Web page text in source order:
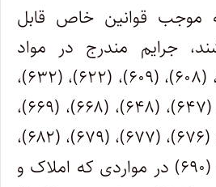
موجب قوانین خاص قابل
جرایم مندرج در مواد
((۵۳۶)، (۵۹۶)، (۶۰۸)، (۶۰۹)، (۶۲۲)، (۶۳۲)،
(۶۳۳)، (۶۴۱)، (۶۴۷)، (۶۴۸)، (۶۶۸)، (۶۶۹)،
(۶۷۳)، (۶۷۴)، (۶۷۶)، (۶۷۷)، (۶۷۹)، (۶۸۲)،
(۶۸۴)، (۶۸۵)، (۶۹۰) در مواردی که املاک و